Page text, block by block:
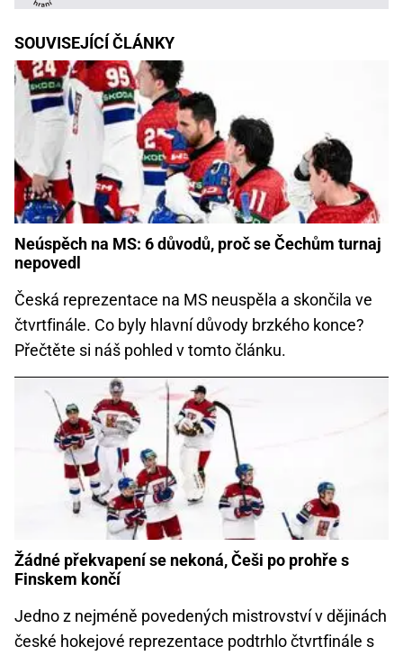
SOUVISEJÍCÍ ČLÁNKY
Neúspěch na MS: 6 důvodů, proč se Čechům turnaj
nepovedl
Česká reprezentace na MS neuspěla a skončila ve
čtvrtfinále. Co byly hlavní důvody brzkého konce?
Přečtěte si náš pohled v tomto článku.
Žádné překvapení se nekoná, Češi po prohře s
Finskem končí
Jedno z nejméně povedených mistrovství v dějinách
české hokejové reprezentace podtrhlo čtvrtfinále s